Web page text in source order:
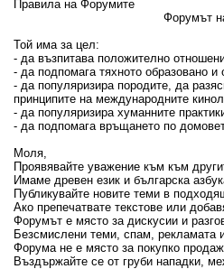
Правила на Форумите
Форумът
Той има за цел:
- да възпитава положително
- да подпомага тяхното образовано и
- да популяризира породите, да
принципите на международните
- да популяризира хуманните
- да подпомага връщането по
Моля,
Проявявайте уважение към към
Имаме древен език и българска
Публикувайте новите теми в
Ако препечатвате текстове или
Форумът е място за дискусии и
Безсмислени теми, спам, рекламата
Форума не е място за покупко
Въздържайте се от груби нападки,